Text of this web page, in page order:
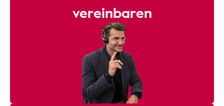
vereinbaren